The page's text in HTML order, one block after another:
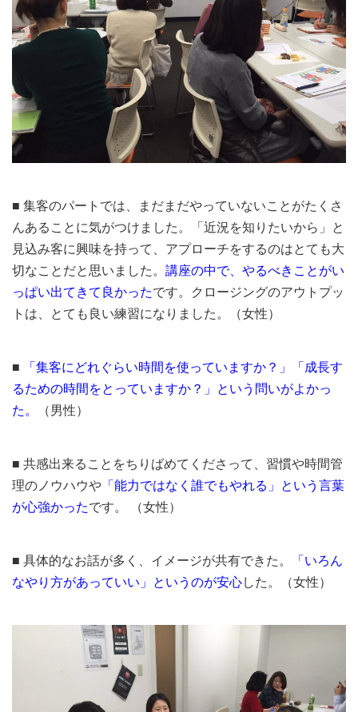
■ 集客のパートでは、まだまだやっていないことがたくさ
んあることに気がつけました。「近況を知りたいから」と
見込み客に興味を持って、アプローチをするのはとても大
切なことだと思いました。 講座の中で、やるべきことがい
っぱい出てきて良かったです。クロージングのアウトプッ
トは、とても良い練習になりました。（女性）
■
「集客にどれぐらい時間を使っていますか？」「成長す
るための時間をとっていますか？」という問いがよかっ
た。
（男性）
■ 共感出来ることをちりばめてくださって、習慣や時間管
理のノウハウや 「能力ではなく誰でもやれる」という言葉
が心強かったです。 （女性）
■ 具体的なお話が多く、イメージが共有できた。
「いろん
なやり方があっていい」というのが安心した。（女性）